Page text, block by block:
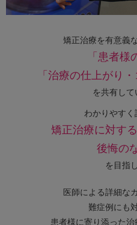
矯正治療を有意義
「患者様
「治療の仕上がり
を共有して
わかりやす
矯正治療に対す
後悔の
を目指
医師による詳細な
難症例にも
患者様に寄り添った治